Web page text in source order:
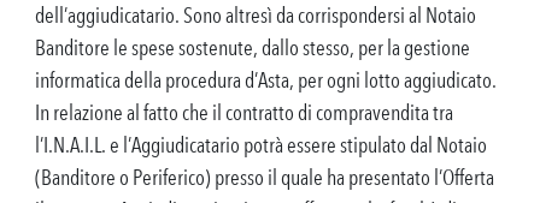
dell’aggiudicatario. Sono altresì da corrispondersi al Notaio
Banditore le spese sostenute, dallo stesso, per la gestione
informatica della procedura d’Asta, per ogni lotto aggiudicato.
In relazione al fatto che il contratto di compravendita tra
l’I.N.A.I.L. e l’Aggiudicatario potrà essere stipulato dal Notaio
(Banditore o Periferico) presso il quale ha presentato l’Offerta